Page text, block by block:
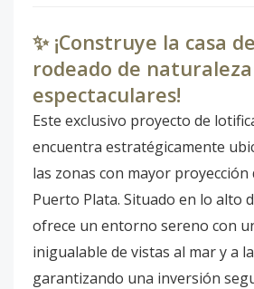
✨ ¡Construye la casa
rodeado de
espectaculares!
Este exclusivo proyecto de
encuentra estratégicamente
las zonas con mayor
Puerto Plata. Situado en lo alto
ofrece un entorno sereno con
inigualable de vistas al mar y a
garantizando una inversión